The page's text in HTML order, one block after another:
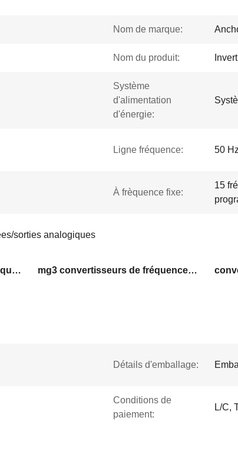
Nom de marque:
Nom du produit:
Système
d'alimentation
d'énergie:
Ligne fréquence: 50 Hz
À frèquence fixe:
15
sorties analogiques
mg3 50 hz Convertisseur de fréquence mg3 convertisseurs de fréquences en 3 phases
Détails d'emballage:
Conditions de
paiement:
L/C,